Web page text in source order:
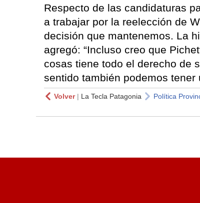
Respecto de las candidaturas
a trabajar por la reelección de
decisión que mantenemos. La
agregó: “Incluso creo que
cosas tiene todo el derecho de
sentido también podemos tener
Volver| La Tecla Patagonia Política